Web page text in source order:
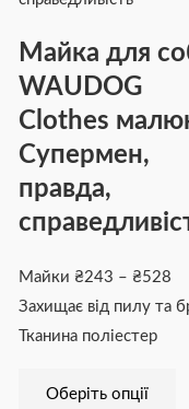
Майка для
WAUDOG
Clothes
Супермен,
правда,
Майки ₴243 – ₴528
Захищає від пилу та
Тканина поліестер
Оберіть опції